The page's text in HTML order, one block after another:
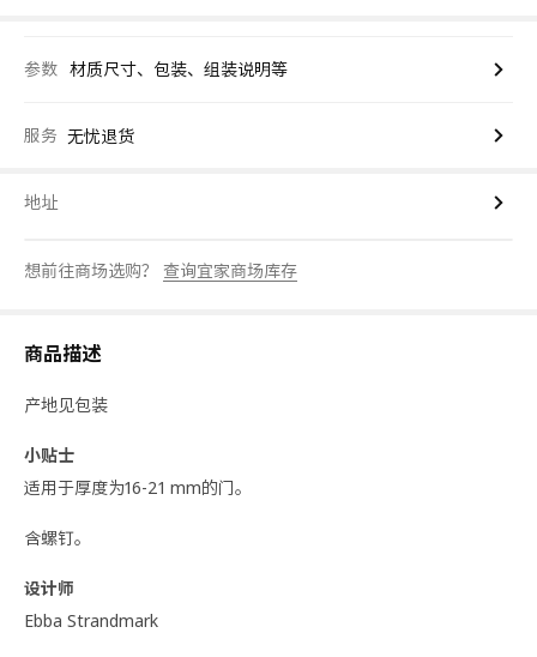
参数 材质尺寸、包装、组装说明等
服务 无忧退货
地址
想前往商场选购？ 查询宜家商场库存
商品描述
产地见包装
小贴士
适用于厚度为16-21 mm的门。
含螺钉。
设计师
Ebba Strandmark